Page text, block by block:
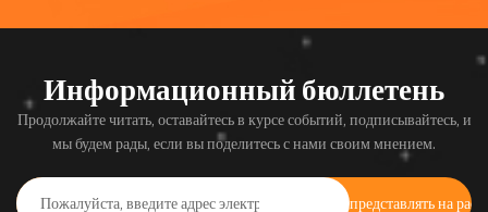
Информационный бюллетень
Продолжайте читать, оставайтесь в курсе событий, подписывайтесь, и
мы будем рады, если вы поделитесь с нами своим мнением.